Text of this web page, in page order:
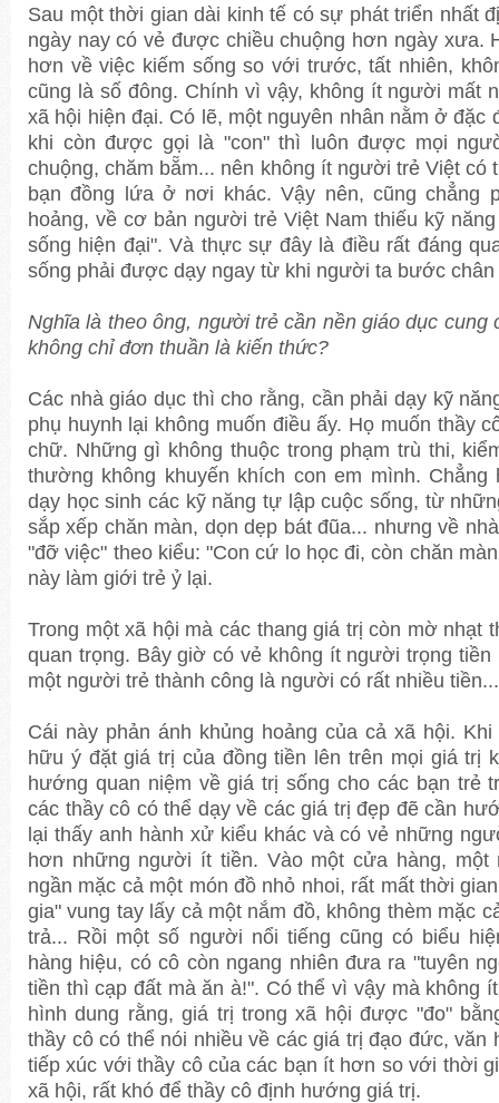
Sau một thời gian dài kinh tế có sự phát triển nhất
ngày nay có vẻ được chiều chuộng hơn ngày xưa.
hơn về việc kiếm sống so với trước, tất nhiên,
cũng là số đông. Chính vì vậy, không ít người mất
xã hội hiện đại. Có lẽ, một nguyên nhân nằm ở đặc
khi còn được gọi là "con" thì luôn được mọi
chuộng, chăm bẵm... nên không ít người trẻ Việt có
bạn đồng lứa ở nơi khác. Vậy nên, cũng chẳng
hoảng, về cơ bản người trẻ Việt Nam thiếu kỹ
sống hiện đại". Và thực sự đây là điều rất đáng
sống phải được dạy ngay từ khi người ta bước
Nghĩa là theo ông, người trẻ cần nền giáo dục cung
không chỉ đơn thuần là kiến thức?
Các nhà giáo dục thì cho rằng, cần phải dạy kỹ
phụ huynh lại không muốn điều ấy. Họ muốn thầy
chữ. Những gì không thuộc trong phạm trù thi,
thường không khuyến khích con em mình.
dạy học sinh các kỹ năng tự lập cuộc sống, từ
sắp xếp chăn màn, dọn dẹp bát đũa... nhưng về
"đỡ việc" theo kiểu: "Con cứ lo học đi, còn chăn
này làm giới trẻ ỷ lại.
Trong một xã hội mà các thang giá trị còn mờ nhạt
quan trọng. Bây giờ có vẻ không ít người trọng
một người trẻ thành công là người có rất nhiều tiền...
Cái này phản ánh khủng hoảng của cả xã hội.
hữu ý đặt giá trị của đồng tiền lên trên mọi giá trị
hướng quan niệm về giá trị sống cho các bạn trẻ
các thầy cô có thể dạy về các giá trị đẹp đẽ cần
lại thấy anh hành xử kiểu khác và có vẻ những
hơn những người ít tiền. Vào một cửa hàng,
ngần mặc cả một món đồ nhỏ nhoi, rất mất thời
gia" vung tay lấy cả một nắm đồ, không thèm mặc
trả... Rồi một số người nổi tiếng cũng có biểu
hàng hiệu, có cô còn ngang nhiên đưa ra "tuyên
tiền thì cạp đất mà ăn à!". Có thể vì vậy mà không
hình dung rằng, giá trị trong xã hội được "đo"
thầy cô có thể nói nhiều về các giá trị đạo đức, văn
tiếp xúc với thầy cô của các bạn ít hơn so với thời
xã hội, rất khó để thầy cô định hướng giá trị.